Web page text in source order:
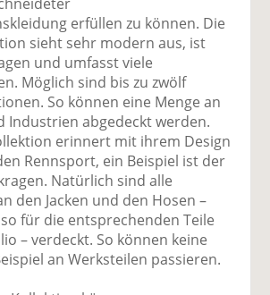
erfüllen zu können. Die
sieht sehr modern aus, ist
und umfasst viele
Möglich sind bis zu zwölf
So können eine Menge an
Industrien abgedeckt werden.
erinnert mit ihrem Design
Rennsport, ein Beispiel ist der
Natürlich sind alle
den Jacken und den Hosen –
für die entsprechenden Teile
– verdeckt. So können keine
an Werksteilen passieren.